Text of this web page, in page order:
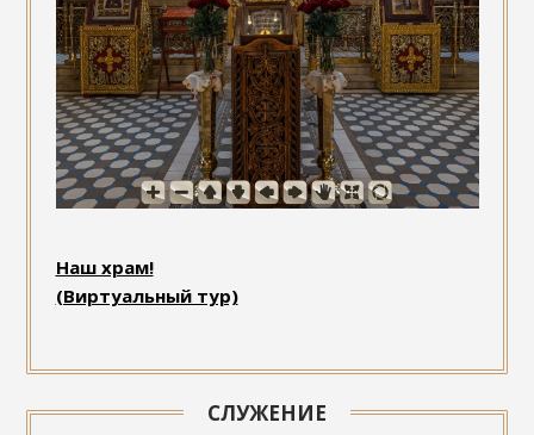
Наш храм!
(Виртуальный тур)
СЛУЖЕНИЕ